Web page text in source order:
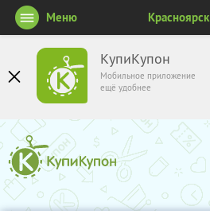
КупиКупон
Мобильное приложение
ещё удобнее
Меню Красноярск